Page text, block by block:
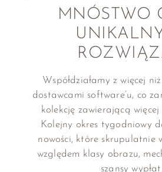
MNÓSTWO
Współdziałamy z więcej
dostawcami software’u, co
kolekcję zawierającą
Kolejny okres tygodniowy
nowości, które skrupulatnie
względem klasy obrazu,
szansy wypłat.